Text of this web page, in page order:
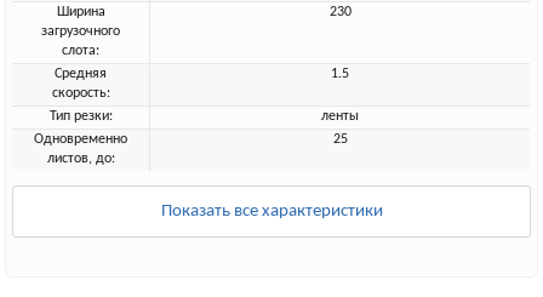
Ширина
загрузочного
слота:
230
Средняя
скорость:
1.5
Тип резки:
ленты
Одновременно
листов, до:
25
Показать все характеристики